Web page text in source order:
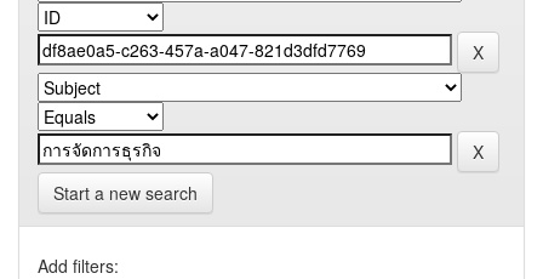
Start a new search
Add filters: